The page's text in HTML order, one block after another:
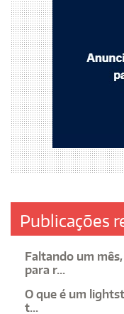
Publicações
Faltando um
para r...
O que é um
t...